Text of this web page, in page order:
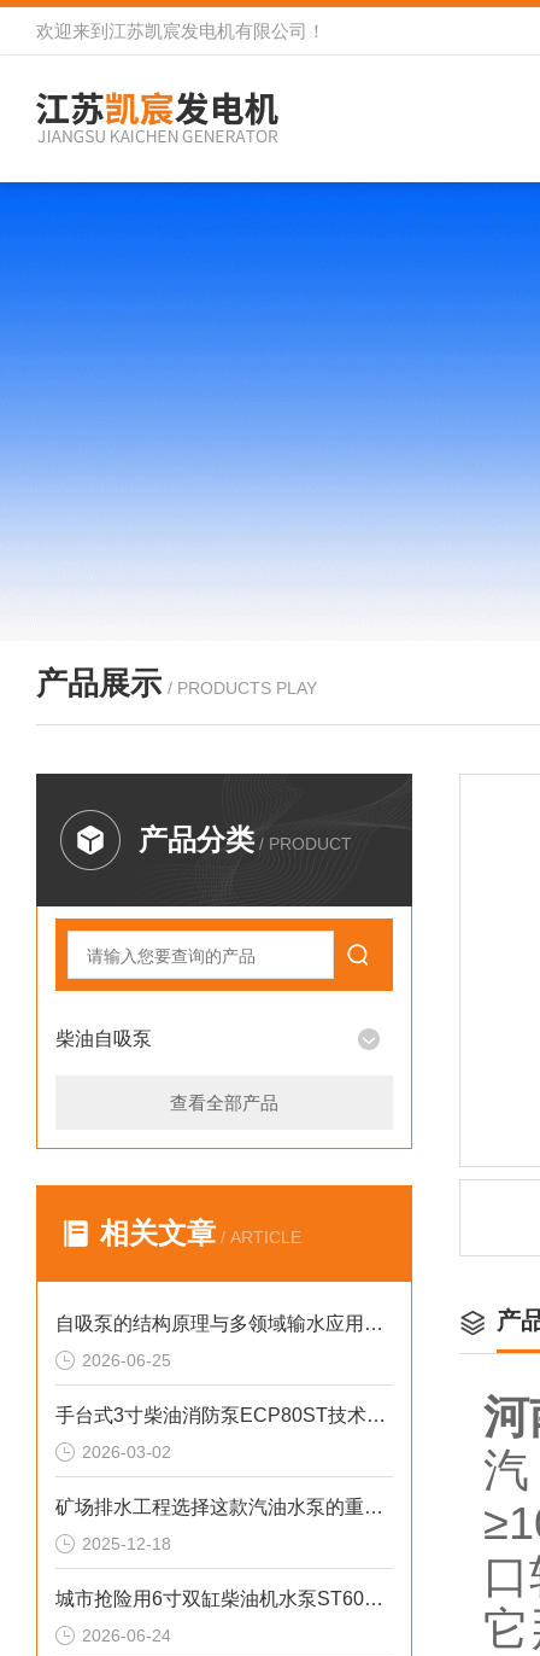
欢迎来到 江苏凯宸发电机有限公司 ！
产品展示 / PRODUCTS PLAY
产品分类 / PRODUCT
柴油自吸泵
查看全部产品
相关文章 / ARTICLE
自吸泵的结构原理与多领域输水应用探析
2026-06-25
手台式3寸柴油消防泵ECP80ST技术参数
2026-03-02
矿场排水工程选择这款汽油水泵的重要性
2025-12-18
城市抢险用6寸双缸柴油机水泵ST60DS产品介绍
2026-06-24
产
河